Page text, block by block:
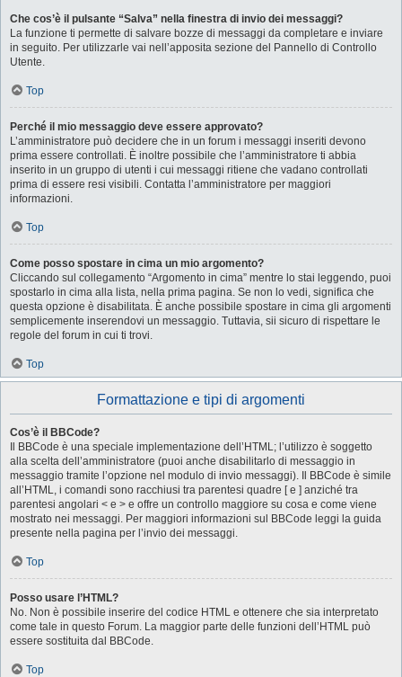
Che cos’è il pulsante “Salva” nella finestra di invio dei messaggi?
La funzione ti permette di salvare bozze di messaggi da completare e inviare
in seguito. Per utilizzarle vai nell’apposita sezione del Pannello di Controllo
Utente.
Top
Perché il mio messaggio deve essere approvato?
L’amministratore può decidere che in un forum i messaggi inseriti devono
prima essere controllati. È inoltre possibile che l’amministratore ti abbia
inserito in un gruppo di utenti i cui messaggi ritiene che vadano controllati
prima di essere resi visibili. Contatta l’amministratore per maggiori
informazioni.
Top
Come posso spostare in cima un mio argomento?
Cliccando sul collegamento “Argomento in cima” mentre lo stai leggendo, puoi
spostarlo in cima alla lista, nella prima pagina. Se non lo vedi, significa che
questa opzione è disabilitata. È anche possibile spostare in cima gli argomenti
semplicemente inserendovi un messaggio. Tuttavia, sii sicuro di rispettare le
regole del forum in cui ti trovi.
Top
Formattazione e tipi di argomenti
Cos’è il BBCode?
Il BBCode è una speciale implementazione dell’HTML; l’utilizzo è soggetto
alla scelta dell’amministratore (puoi anche disabilitarlo di messaggio in
messaggio tramite l’opzione nel modulo di invio messaggi). Il BBCode è simile
all’HTML, i comandi sono racchiusi tra parentesi quadre [ e ] anziché tra
parentesi angolari < e > e offre un controllo maggiore su cosa e come viene
mostrato nei messaggi. Per maggiori informazioni sul BBCode leggi la guida
presente nella pagina per l’invio dei messaggi.
Top
Posso usare l’HTML?
No. Non è possibile inserire del codice HTML e ottenere che sia interpretato
come tale in questo Forum. La maggior parte delle funzioni dell’HTML può
essere sostituita dal BBCode.
Top